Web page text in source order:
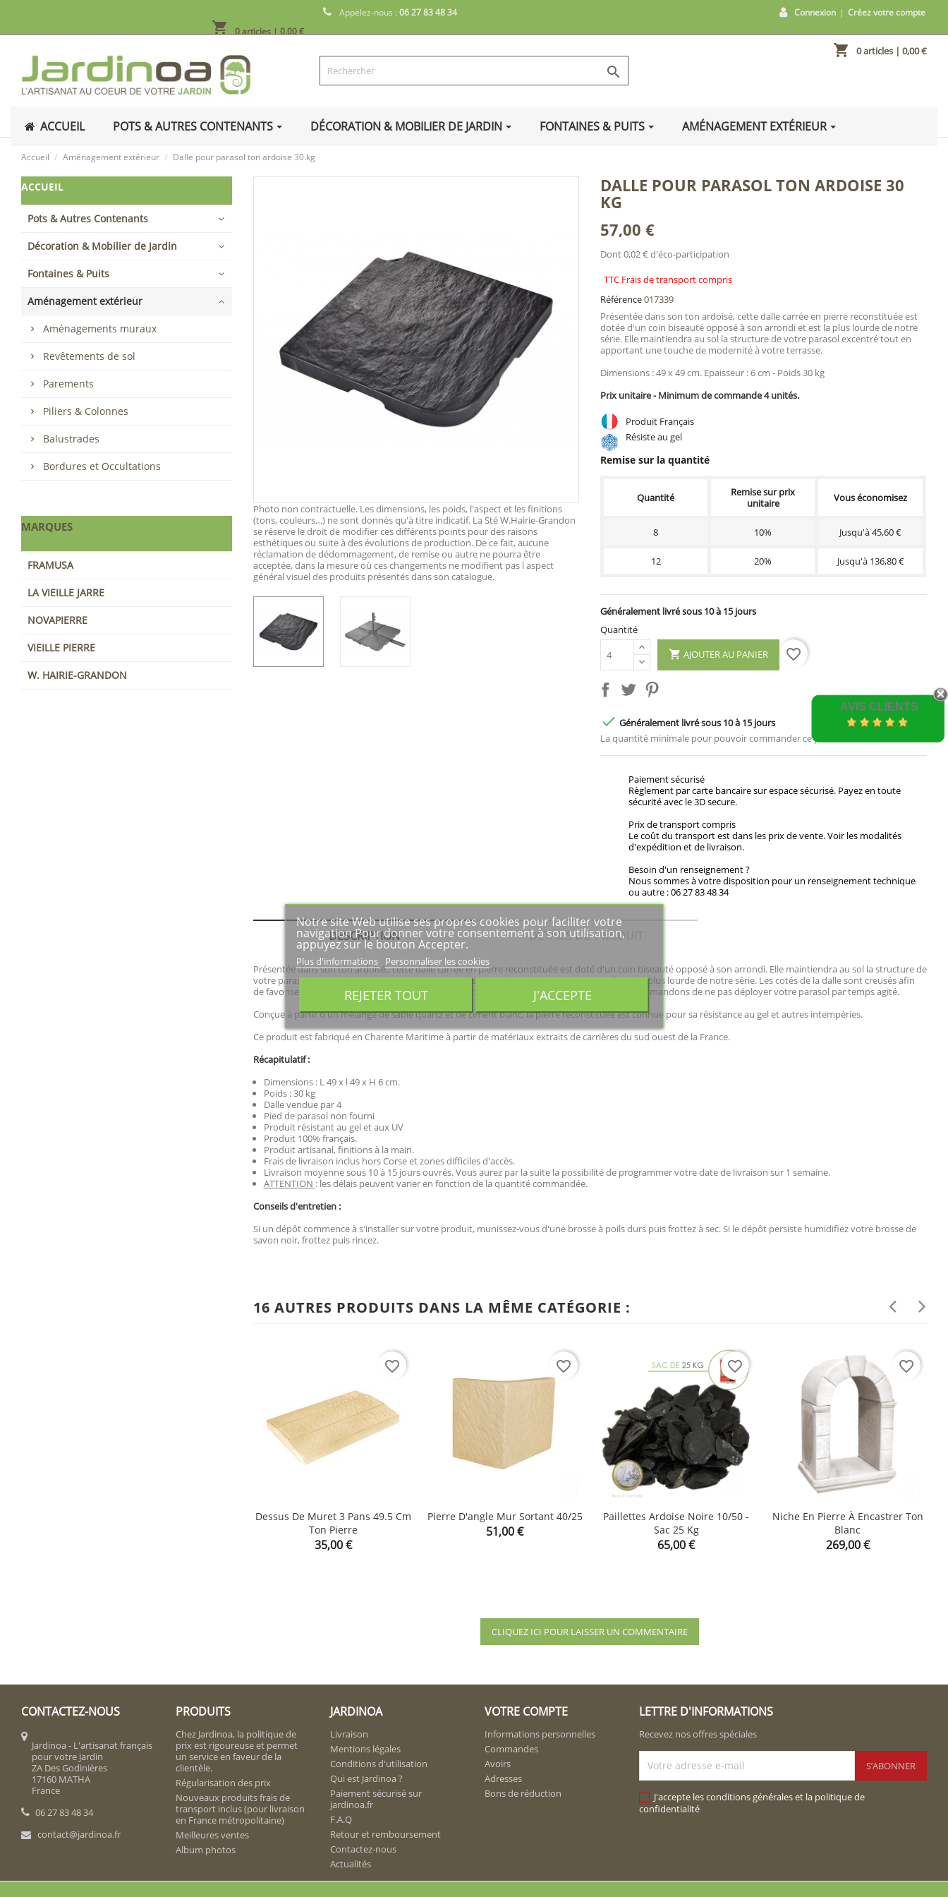
Appelez-nous :06 27 83 48 34 Connexion | Créez votre compte
shopping_cart 0 articles| 0,00 €

shopping_cart 0 articles| 0,00 €
ACCUEIL POTS & AUTRES CONTENANTS DÉCORATION & MOBILIER DE JARDIN FONTAINES & PUITS AMÉNAGEMENT EXTÉRIEUR
Accueil Aménagement extérieur Dalle pour parasol ton ardoise 30 kg
ACCUEIL
Pots & Autres Contenants
Décoration & Mobilier de Jardin
Fontaines & Puits
Aménagement extérieur
Aménagements muraux
Revêtements de sol
Parements
Piliers & Colonnes
Balustrades
Bordures et Occultations
MARQUES
FRAMUSA
LA VIEILLE JARRE
NOVAPIERRE
VIEILLE PIERRE
W. HAIRIE-GRANDON
Photo non contractuelle. Les dimensions, les poids, l'aspect et les finitions
(tons, couleurs…) ne sont donnés qu'à titre indicatif. La Sté W.Hairie-Grandon
se réserve le droit de modifier ces différents points pour des raisons
esthétiques ou suite à des évolutions de production. De ce fait, aucune
réclamation de dédommagement, de remise ou autre ne pourra être
acceptée, dans la mesure où ces changements ne modifient pas l aspect
général visuel des produits présentés dans son catalogue.
DALLE POUR PARASOL TON ARDOISE 30
KG
57,00 €
Dont 0,02 € d'éco-participation
TTC Frais de transport compris
Référence017339
Présentée dans son ton ardoisé, cette dalle carrée en pierre reconstituée est
dotée d'un coin biseauté opposé à son arrondi et est la plus lourde de notre
série. Elle maintiendra au sol la structure de votre parasol excentré tout en
apportant une touche de modernité à votre terrasse.
Dimensions : 49 x 49 cm. Epaisseur : 6 cm - Poids 30 kg
Prix unitaire - Minimum de commande 4 unités.
Produit Français
Résiste au gel
Remise sur la quantité
Quantité
Remise sur prix
unitaire
Vous économisez
8 10% Jusqu'à 45,60 €
12 20% Jusqu'à 136,80 €
Généralement livré sous 10 à 15 jours
Quantité
 AJOUTER AU PANIER favorite_border
 Généralement livré sous 10 à 15 jours
La quantité minimale pour pouvoir commander ce produit est 4.
Paiement sécurisé
Règlement par carte bancaire sur espace sécurisé. Payez en toute
sécurité avec le 3D secure.
Prix de transport compris
Le coût du transport est dans les prix de vente. Voir les modalités
d'expédition et de livraison.
Besoin d'un renseignement ?
Nous sommes à votre disposition pour un renseignement technique
ou autre : 06 27 83 48 34
DESCRIPTION DÉTAILS DU PRODUIT
Présentée dans son ton ardoisé,, cette dalle carrée en pierre reconstituée est doté d'un coin biseauté opposé à son arrondi. Elle maintiendra au sol la structure de
votre parasol excentré tout en apportant une touche de modernité à votre terrasse. Elle est la plus lourde de notre série. Les cotés de la dalle sont creusés afin
de favoriser sa manutention. Bien que le poids de cette dalle soit conséquent nous vous recommandons de ne pas déployer votre parasol par temps agité.
Conçue à partir d'un mélange de sable quartz et de ciment blanc, la pierre reconstituée est connue pour sa résistance au gel et autres intempéries.
Ce produit est fabriqué en Charente Maritime à partir de matériaux extraits de carrières du sud ouest de la France.
Récapitulatif :
Dimensions : L 49 x l 49 x H 6 cm.
Poids : 30 kg
Dalle vendue par 4
Pied de parasol non fourni
Produit résistant au gel et aux UV
Produit 100% français.
Produit artisanal, finitions à la main.
Frais de livraison inclus hors Corse et zones difficiles d'accès.
Livraison moyenne sous 10 à 15 jours ouvrés. Vous aurez par la suite la possibilité de programmer votre date de livraison sur 1 semaine.
ATTENTION : les délais peuvent varier en fonction de la quantité commandée.
Conseils d'entretien :
Si un dépôt commence à s'installer sur votre produit, munissez-vous d'une brosse à poils durs puis frottez à sec. Si le dépôt persiste humidifiez votre brosse de
savon noir, frottez puis rincez.
16 AUTRES PRODUITS DANS LA MÊME CATÉGORIE :
Dessus De Muret 3 Pans 49.5 Cm
Ton Pierre
Prix
35,00 €

favorite_border
Pierre D'angle Mur Sortant 40/25
Prix
51,00 €

favorite_border
Paillettes Ardoise Noire 10/50 -
Sac 25 Kg
Prix
65,00 €

favorite_border
Niche En Pierre À Encastrer Ton
Blanc
Prix
269,00 €
favorite_border
CLIQUEZ ICI POUR LAISSER UN COMMENTAIRE
CONTACTEZ-NOUS
Jardinoa - L'artisanat français
pour votre jardin
ZA Des Godinières
17160 MATHA
France
06 27 83 48 34
contact@jardinoa.fr
PRODUITS
Chez Jardinoa, la politique de
prix est rigoureuse et permet
un service en faveur de la
clientèle.
Régularisation des prix
Nouveaux produits frais de
transport inclus (pour livraison
en France métropolitaine)
Meilleures ventes
Album photos
JARDINOA
Livraison
Mentions légales
Conditions d'utilisation
Qui est Jardinoa ?
Paiement sécurisé sur
jardinoa.fr
F.A.Q
Retour et remboursement
Contactez-nous
Actualités
VOTRE COMPTE
Informations personnelles
Commandes
Avoirs
Adresses
Bons de réduction
LETTRE D'INFORMATIONS
Recevez nos offres spéciales
J'accepte les conditions générales et la politique de
confidentialité
AVIS CLIENTS
Notre site Web utilise ses propres cookies pour faciliter votre
navigation Pour donner votre consentement à son utilisation,
appuyez sur le bouton Accepter.
Plus d'informations Personnaliser les cookies
REJETER TOUT J'ACCEPTE